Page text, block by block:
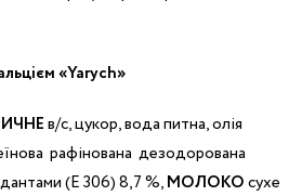
«Yarych»
в/с, цукор, вода питна, олія
рафінована дезодорована
(Е 306) 8,7 %,МОЛОКОсухе